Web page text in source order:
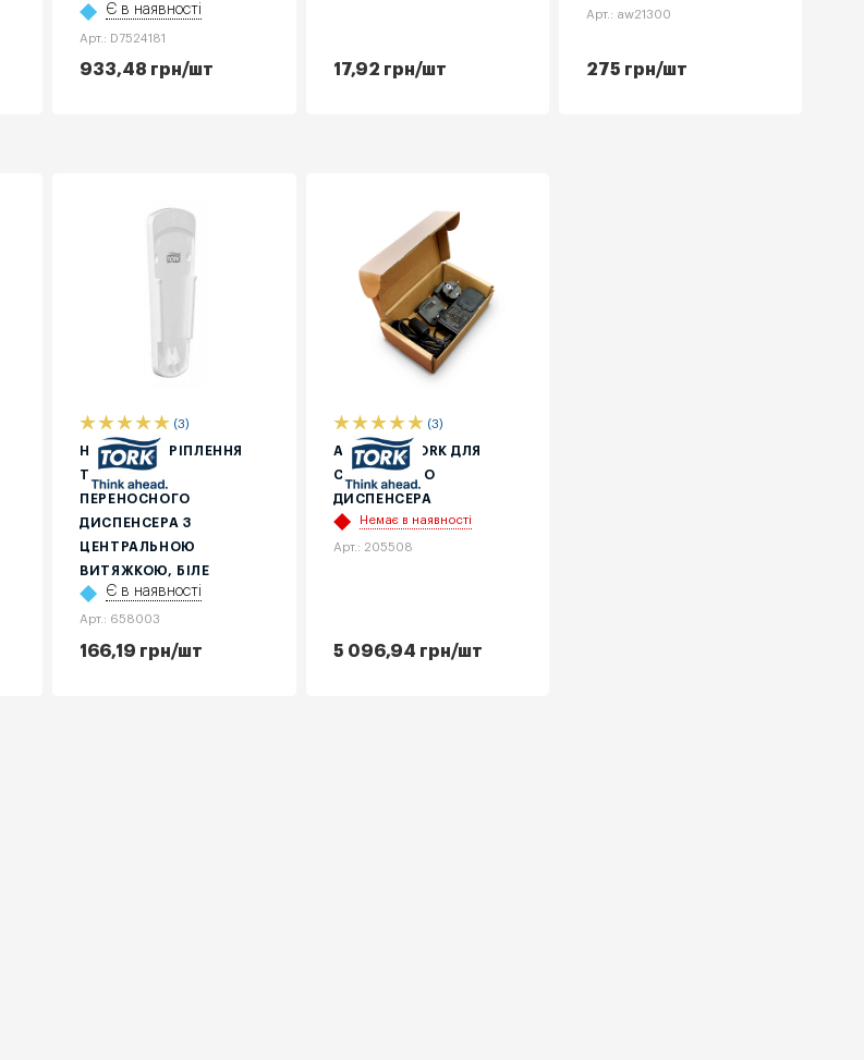
Є в наявності
Арт.: D7524181
933,48 грн/шт 17,92 грн/шт
Арт.: aw21300
275 грн/шт
(3)
НАСТІННЕ КРІПЛЕННЯ
TORK ДЛЯ
ПЕРЕНОСНОГО
ДИСПЕНСЕРА З
ЦЕНТРАЛЬНОЮ
ВИТЯЖКОЮ, БІЛЕ
Є в наявності
Арт.: 658003
166,19 грн/шт
(3)
АДАПТЕР ТОRK ДЛЯ
СЕНСОРНОГО
ДИСПЕНСЕРА
Немає в наявності
Арт.: 205508
5 096,94 грн/шт